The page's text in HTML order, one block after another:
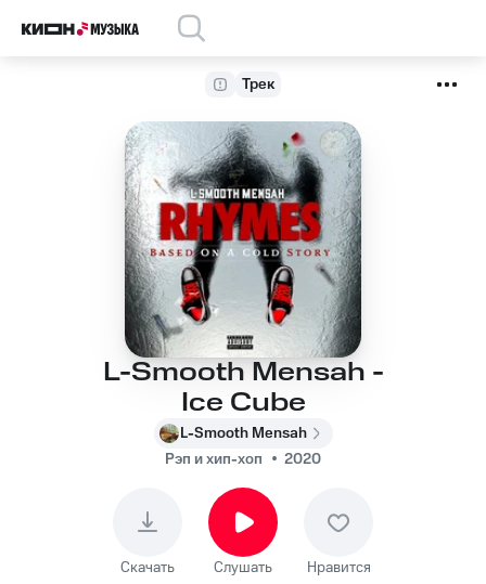
Трек
L-Smooth Mensah -
Ice Cube
L-Smooth Mensah
Рэп и хип-хоп
2020
Скачать Слушать Нравится